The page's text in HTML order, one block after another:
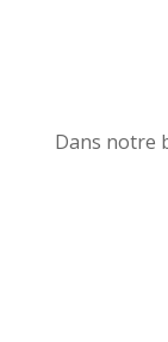
Dans notre